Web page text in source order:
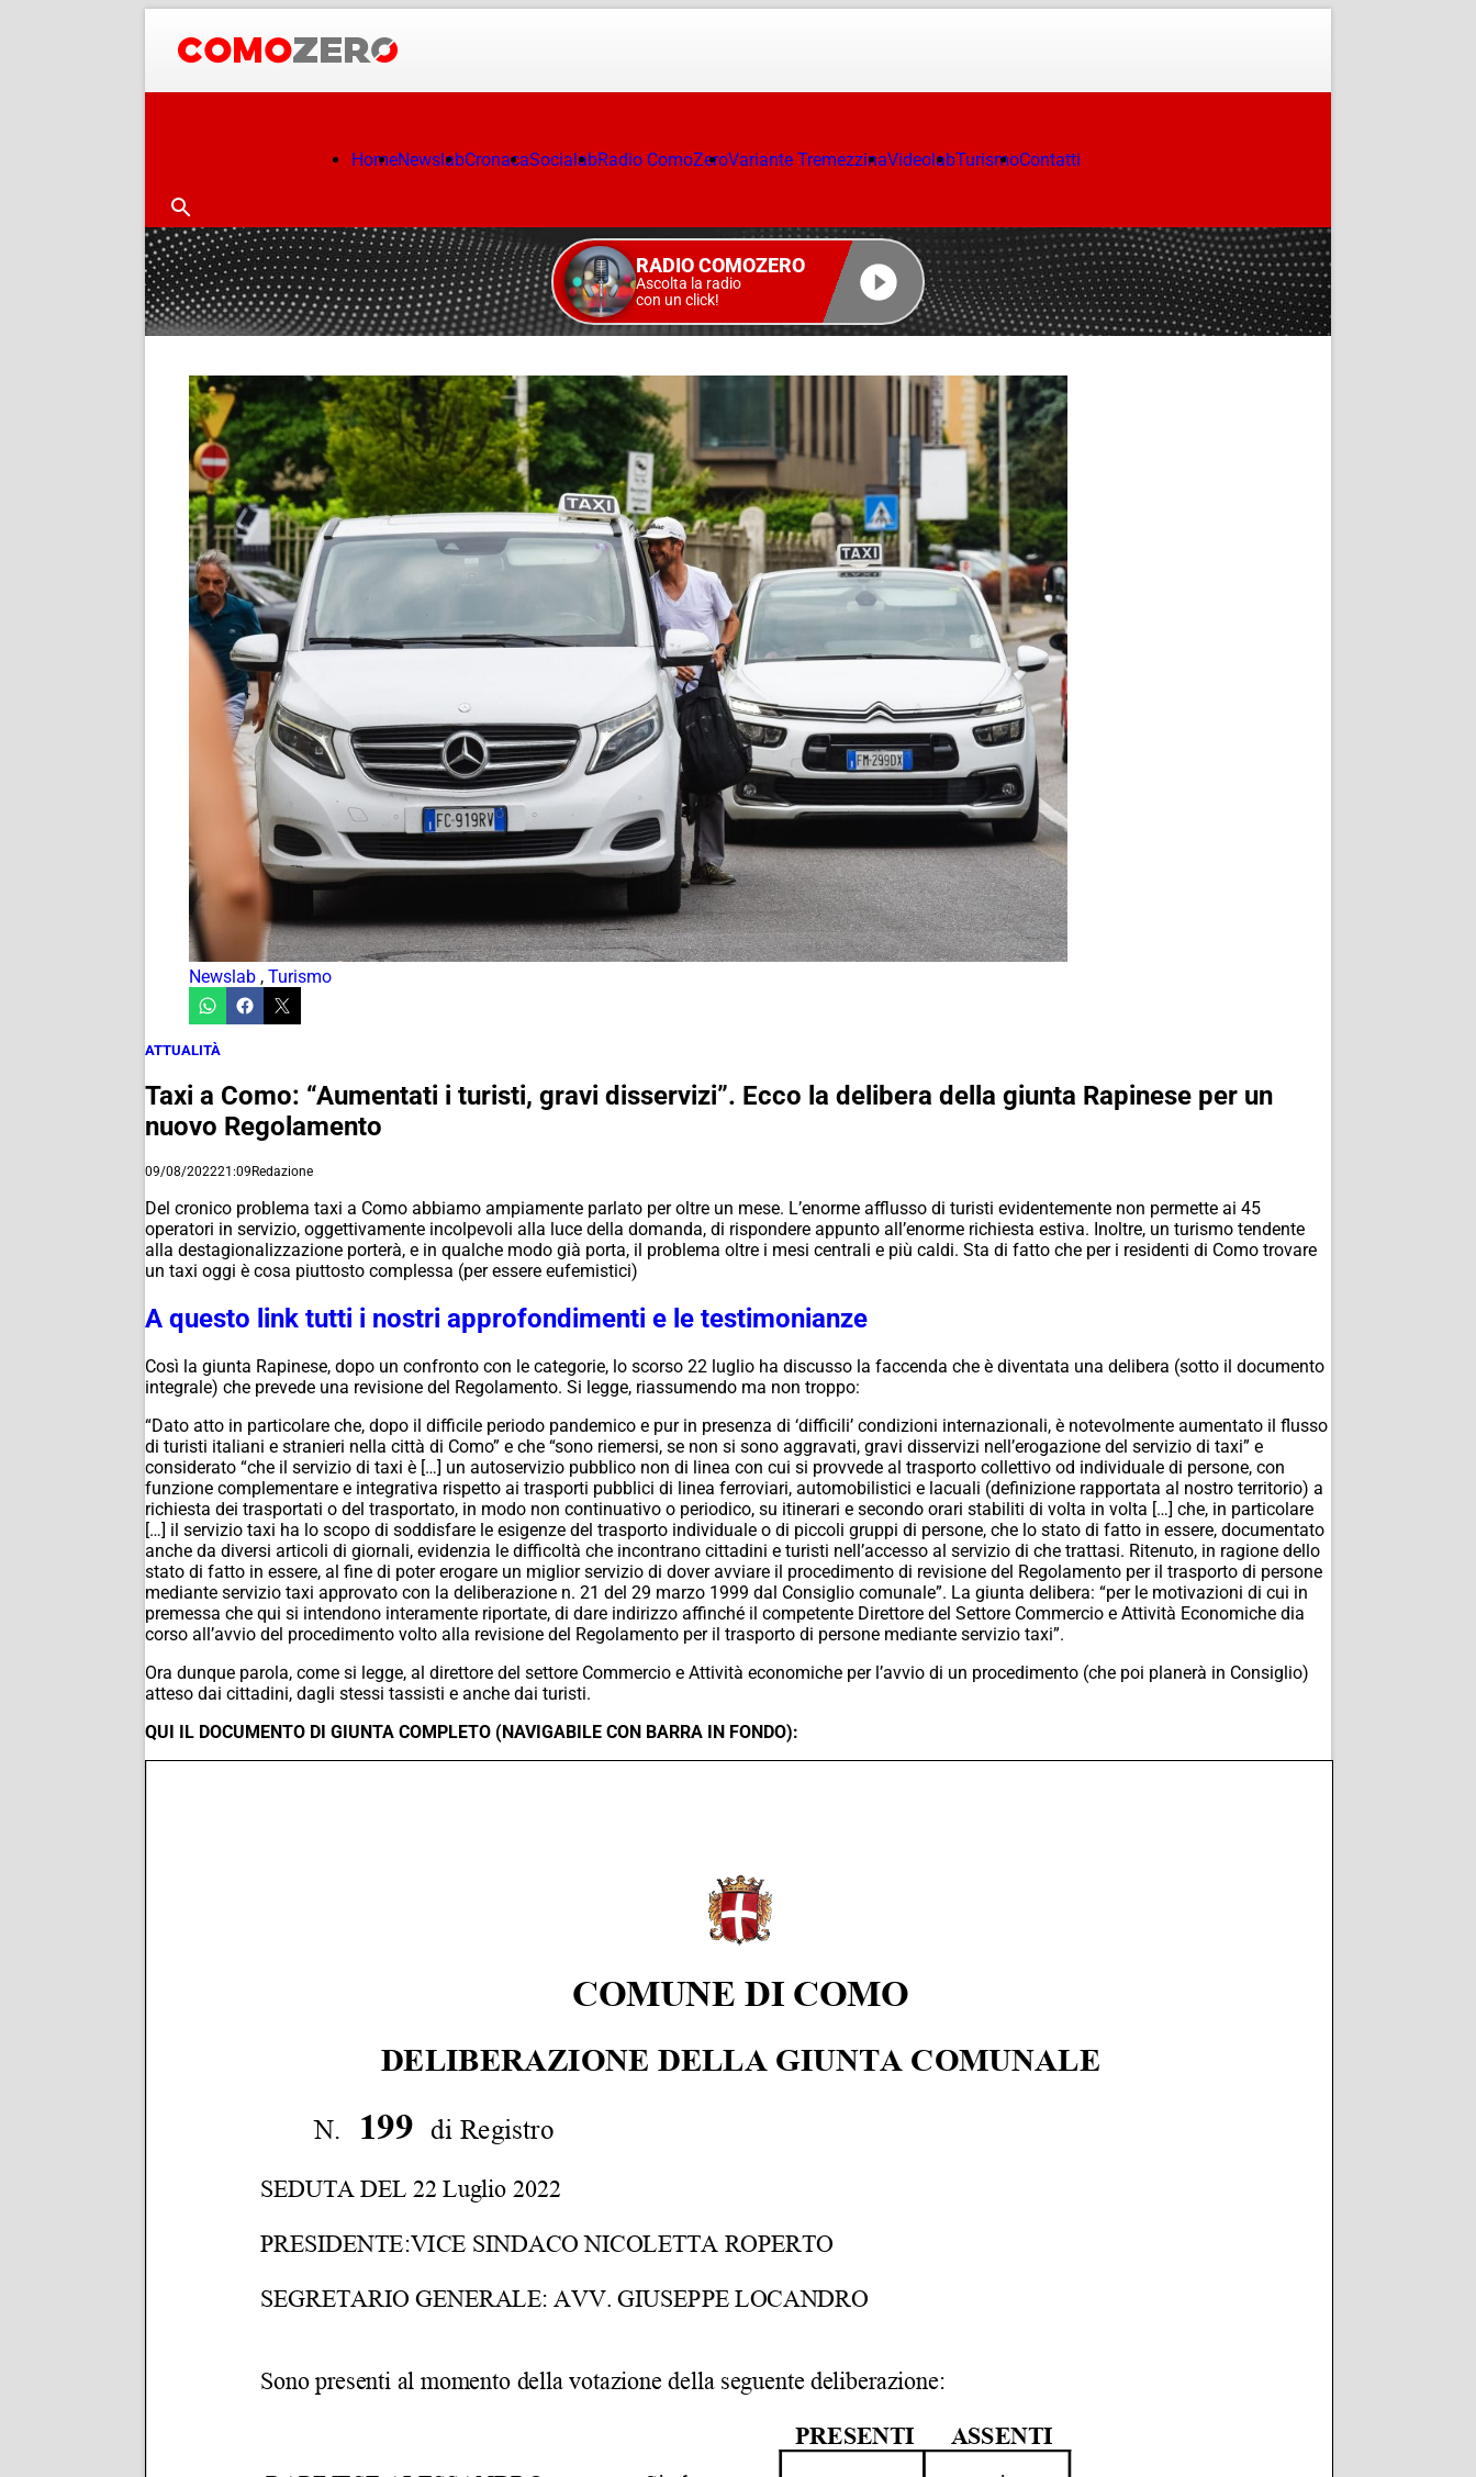
HomeNewslabCronacaSocialabRadio ComoZeroVariante TremezzinaVideolabTurismoContatti
RADIO COMOZERO
Ascolta la radio
con un click!
Newslab , Turismo
ATTUALITÀ
Taxi a Como: “Aumentati i turisti, gravi disservizi”. Ecco la delibera della giunta Rapinese per un
nuovo Regolamento
09/08/202221:09Redazione
Del cronico problema taxi a Como abbiamo ampiamente parlato per oltre un mese. L’enorme afflusso di turisti evidentemente non permette ai 45
operatori in servizio, oggettivamente incolpevoli alla luce della domanda, di rispondere appunto all’enorme richiesta estiva. Inoltre, un turismo tendente
alla destagionalizzazione porterà, e in qualche modo già porta, il problema oltre i mesi centrali e più caldi. Sta di fatto che per i residenti di Como trovare
un taxi oggi è cosa piuttosto complessa (per essere eufemistici)
A questo link tutti i nostri approfondimenti e le testimonianze
Così la giunta Rapinese, dopo un confronto con le categorie, lo scorso 22 luglio ha discusso la faccenda che è diventata una delibera (sotto il documento
integrale) che prevede una revisione del Regolamento. Si legge, riassumendo ma non troppo:
“Dato atto in particolare che, dopo il difficile periodo pandemico e pur in presenza di ‘difficili’ condizioni internazionali, è notevolmente aumentato il flusso
di turisti italiani e stranieri nella città di Como” e che “sono riemersi, se non si sono aggravati, gravi disservizi nell’erogazione del servizio di taxi” e
considerato “che il servizio di taxi è […] un autoservizio pubblico non di linea con cui si provvede al trasporto collettivo od individuale di persone, con
funzione complementare e integrativa rispetto ai trasporti pubblici di linea ferroviari, automobilistici e lacuali (definizione rapportata al nostro territorio) a
richiesta dei trasportati o del trasportato, in modo non continuativo o periodico, su itinerari e secondo orari stabiliti di volta in volta […] che, in particolare
[…] il servizio taxi ha lo scopo di soddisfare le esigenze del trasporto individuale o di piccoli gruppi di persone, che lo stato di fatto in essere, documentato
anche da diversi articoli di giornali, evidenzia le difficoltà che incontrano cittadini e turisti nell’accesso al servizio di che trattasi. Ritenuto, in ragione dello
stato di fatto in essere, al fine di poter erogare un miglior servizio di dover avviare il procedimento di revisione del Regolamento per il trasporto di persone
mediante servizio taxi approvato con la deliberazione n. 21 del 29 marzo 1999 dal Consiglio comunale”. La giunta delibera: “per le motivazioni di cui in
premessa che qui si intendono interamente riportate, di dare indirizzo affinché il competente Direttore del Settore Commercio e Attività Economiche dia
corso all’avvio del procedimento volto alla revisione del Regolamento per il trasporto di persone mediante servizio taxi”.
Ora dunque parola, come si legge, al direttore del settore Commercio e Attività economiche per l’avvio di un procedimento (che poi planerà in Consiglio)
atteso dai cittadini, dagli stessi tassisti e anche dai turisti.
QUI IL DOCUMENTO DI GIUNTA COMPLETO (NAVIGABILE CON BARRA IN FONDO):